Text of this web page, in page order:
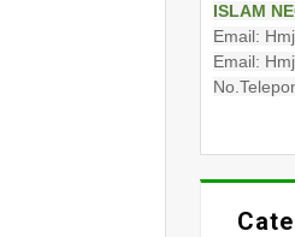
ISLAM
Email:
Email: